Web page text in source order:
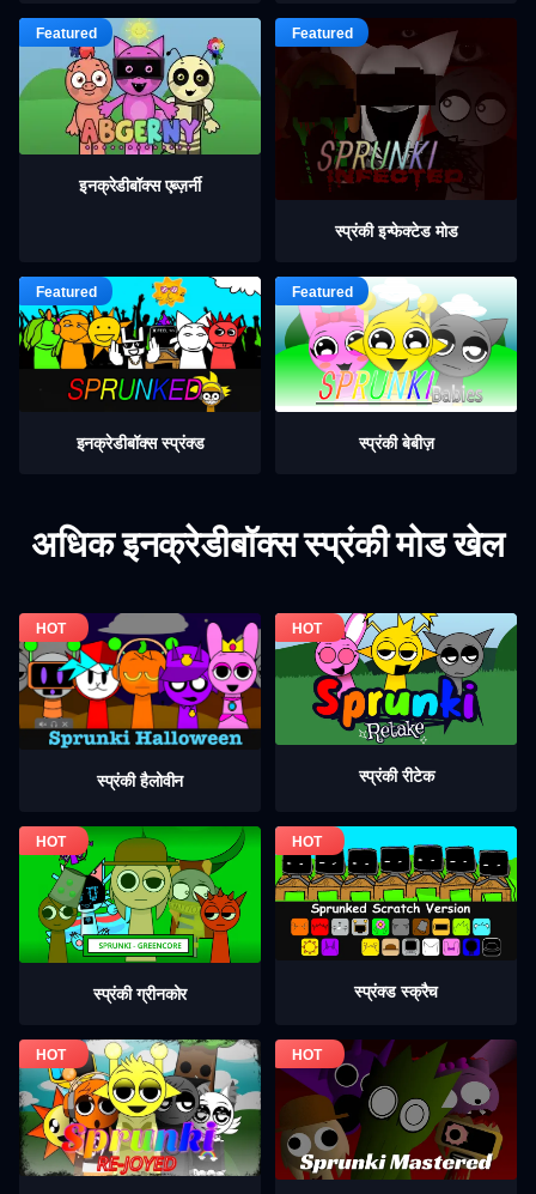
इनक्रेडीबॉक्स एब्ज़र्नी
स्प्रंकी इन्फेक्टेड मोड
इनक्रेडीबॉक्स स्प्रंक्ड स्प्रंकी बेबीज़
अधिक इनक्रेडीबॉक्स स्प्रंकी मोड खेल
स्प्रंकी हैलोवीन स्प्रंकी रीटेक
स्प्रंकी ग्रीनकोर स्प्रंक्ड स्क्रैच